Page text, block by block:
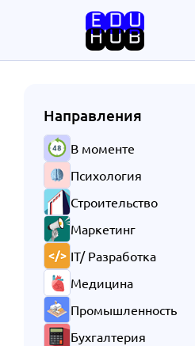
Направления
В моменте
Психология
Строительство
Маркетинг
IT/ Разработка
Медицина
Промышленность
Бухгалтерия